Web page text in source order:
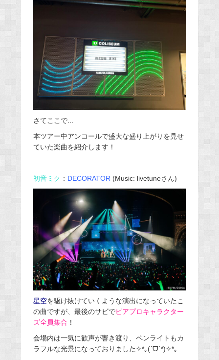
さてここで...
本ツアー中アンコールで盛大な盛り上がりを見せ
ていた楽曲を紹介します！
初音ミク ： DECORATOR (Music: livetuneさん)
星空を駆け抜けていくような演出になっていたこ
の曲ですが、最後のサビでピアプロキャラクター
ズ全員集合 ！
会場内は一気に歓声が響き渡り、ペンライトもカ
ラフルな光景になっておりました✧*｡(ˊᗜˋ*)✧*｡